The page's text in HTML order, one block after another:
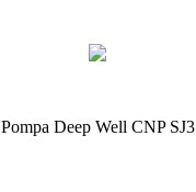
Pompa Deep Well CNP SJ3